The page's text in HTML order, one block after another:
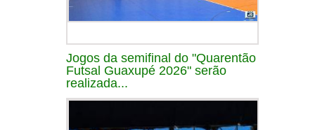
Jogos da semifinal do "Quarentão
Futsal Guaxupé 2026" serão
realizada...